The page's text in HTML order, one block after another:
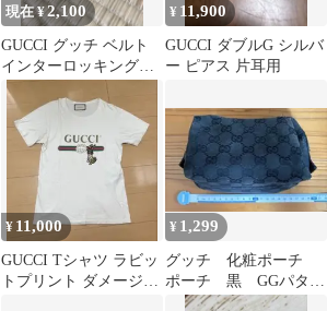
現在 ¥2,100
GUCCI グッチ ベルト
インターロッキングG
レザーベルト（グッチ
シマ）
¥ 11,900
GUCCI ダブルG シルバ
ー ピアス 片耳用
¥ 11,000
GUCCI Tシャツ ラビッ
トプリント ダメージ加
¥ 1,299
グッチ 化粧ポーチ
ポーチ 黒 GGパター